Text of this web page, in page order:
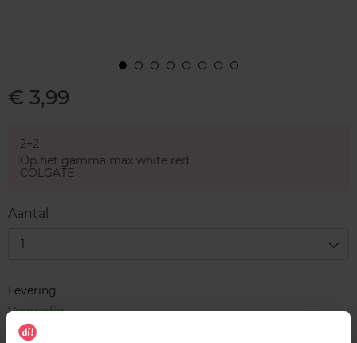
€ 3,99
2+2
Op het gamma max white red
COLGATE
Aantal
1
Levering
Voorradig